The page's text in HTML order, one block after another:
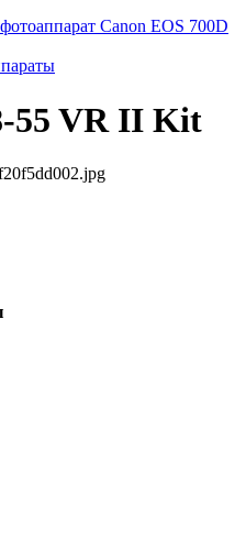
Canon EOS 700D
55 VR II Kit